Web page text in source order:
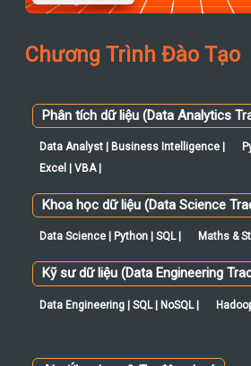
Data Analyst | Business Intelligence |
Khoa học dữ liệu (Data Science
Data Science | Python | SQL | Maths &
Data Engineering | SQL | NoSQL |
AI - Ứng dụng & Tự động hoá
AI Fundamentals | AI Engineer
AI Automation cho doanh nghiệp
Ứng